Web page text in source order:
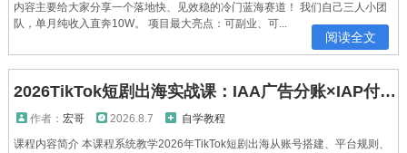
内容主要给大家分享一个落地快、见效稳的冷门蓝海赛道！ 我们自己三人小团
队，单月纯收入直奔10W。 项目最大亮点：可副业、可...
阅读全文
2026TikTok短剧出海实战课：IAA广告分账×IAP付费变现×账号搭建×平台规则×双轨爆发×回款全流程
作者： 宏哥 2026.8.7
自学教程
课程内容简介 本课程系统教学2026年TikTok短剧出海从账号搭建、平台规则、